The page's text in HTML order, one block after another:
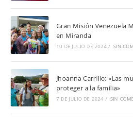
Gran Misión Venezuela
en Miranda
10 DE JULIO DE 2024 / SIN
Jhoanna Carrillo: «Las
proteger a la familia»
7 DE JULIO DE 2024 / SIN